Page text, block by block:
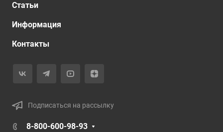
Статьи
Информация
Контакты
Подписаться на рассылку
8-800-600-98-93